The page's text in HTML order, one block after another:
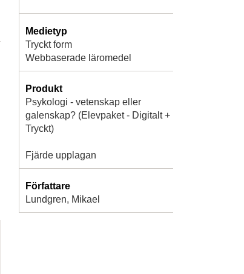
Medietyp
Tryckt form
Webbaserade läromedel
Produkt
Psykologi - vetenskap eller
galenskap? (Elevpaket - Digitalt +
Tryckt)
Fjärde upplagan
Författare
Lundgren, Mikael